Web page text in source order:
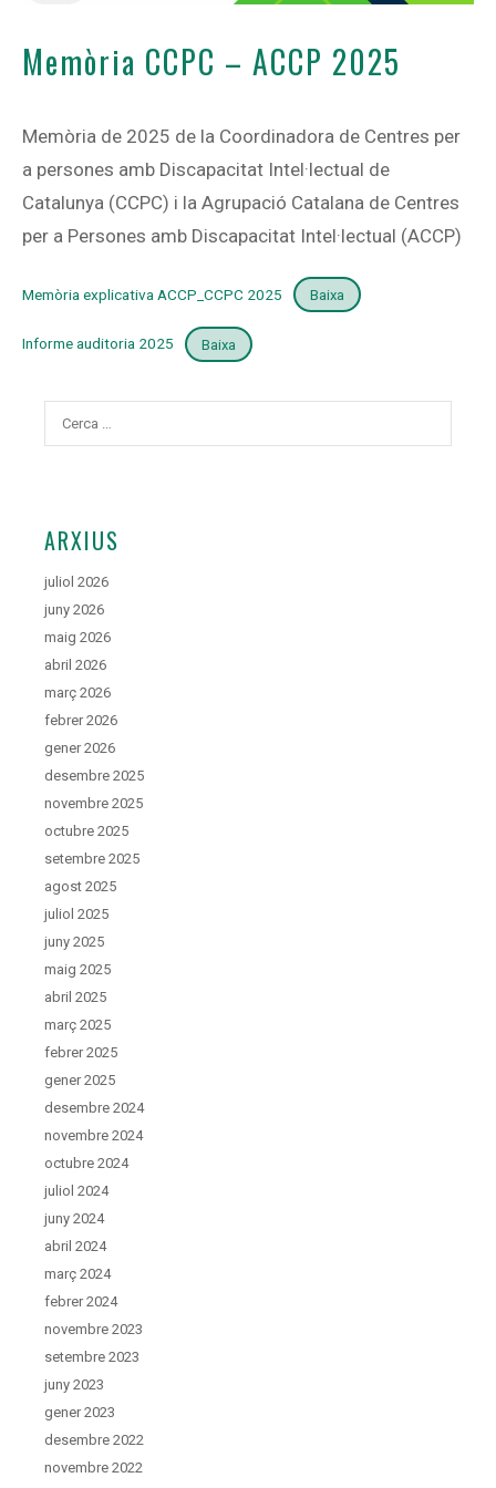
Memòria CCPC – ACCP 2025
Memòria de 2025 de la Coordinadora de Centres per
a persones amb Discapacitat Intel·lectual de
Catalunya (CCPC) i la Agrupació Catalana de Centres
per a Persones amb Discapacitat Intel·lectual (ACCP)
Memòria explicativa ACCP_CCPC 2025 Baixa
Informe auditoria 2025 Baixa
ARXIUS
juliol 2026
juny 2026
maig 2026
abril 2026
març 2026
febrer 2026
gener 2026
desembre 2025
novembre 2025
octubre 2025
setembre 2025
agost 2025
juliol 2025
juny 2025
maig 2025
abril 2025
març 2025
febrer 2025
gener 2025
desembre 2024
novembre 2024
octubre 2024
juliol 2024
juny 2024
abril 2024
març 2024
febrer 2024
novembre 2023
setembre 2023
juny 2023
gener 2023
desembre 2022
novembre 2022